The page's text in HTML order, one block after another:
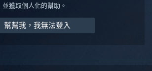
獲取個人化的幫助。
幫幫我，我無法登入